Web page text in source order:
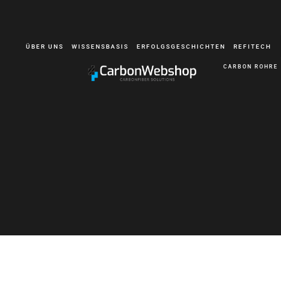
ÜBER UNS WISSENSBASIS ERFOLGSGESCHICHTEN REFITECH
CARBON ROHRE